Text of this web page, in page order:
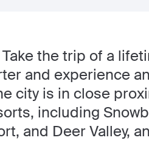
Take the trip of a
and experience
city is in close
including
and Deer Valley,